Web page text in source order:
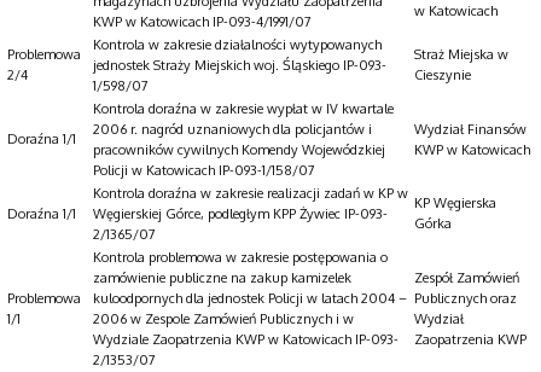
KWP w Katowicach IP-093-4/1991/07
w Katowicach
Problemowa
2/4
Kontrola w zakresie działalności wytypowanych
jednostek Straży Miejskich woj. Śląskiego IP-093-
1/598/07
Straż Miejska w
Cieszynie
Doraźna 1/1
Kontrola doraźna w zakresie wypłat w IV kwartale
2006 r. nagród uznaniowych dla policjantów i
pracowników cywilnych Komendy Wojewódzkiej
Policji w Katowicach IP-093-1/158/07
Wydział Finansów
KWP w Katowicach
Doraźna 1/1
Kontrola doraźna w zakresie realizacji zadań w KP w
Węgierskiej Górce, podległym KPP Żywiec IP-093-
2/1365/07
KP Węgierska
Górka
Problemowa
1/1
Kontrola problemowa w zakresie postępowania o
zamówienie publiczne na zakup kamizelek
kuloodpornych dla jednostek Policji w latach 2004 –
2006 w Zespole Zamówień Publicznych i w
Wydziale Zaopatrzenia KWP w Katowicach IP-093-
2/1353/07
Zespół Zamówień
Publicznych oraz
Wydział
Zaopatrzenia KWP